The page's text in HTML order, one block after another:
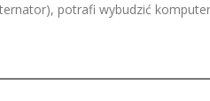
potrafi wybudzić